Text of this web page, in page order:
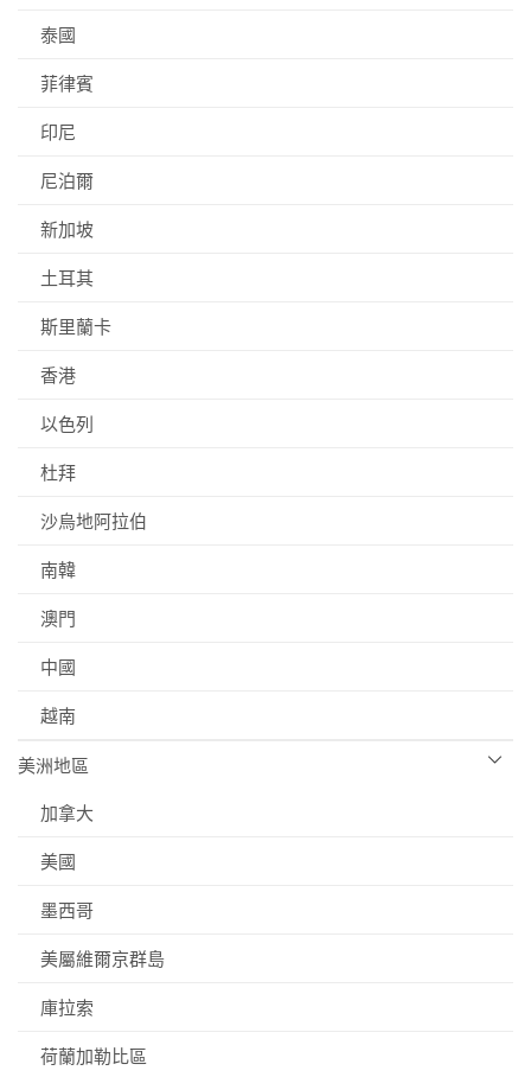
泰國
菲律賓
印尼
尼泊爾
新加坡
土耳其
斯里蘭卡
香港
以色列
杜拜
沙烏地阿拉伯
南韓
澳門
中國
越南
美洲地區
加拿大
美國
墨西哥
美屬維爾京群島
庫拉索
荷蘭加勒比區